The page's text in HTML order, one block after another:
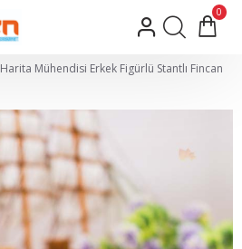
0
Harita Mühendisi Erkek Figürlü Stantlı Fincan